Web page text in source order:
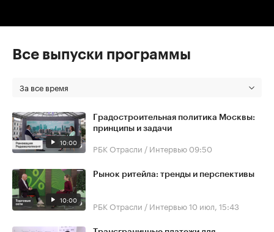
Все выпуски программы
За все время
10:00
Градостроительная политика Москвы:
принципы и задачи
РБК Отрасли / Интервью 09:50
10:00
Рынок ритейла: тренды и перспективы
РБК Отрасли / Интервью10 июл, 15:43